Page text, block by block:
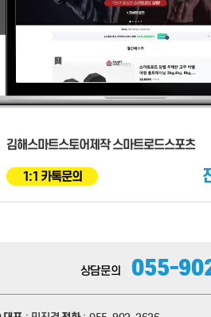
김해스마트스토어제작 스마트로드스포츠
1:1 카톡문의
상담문의 055-